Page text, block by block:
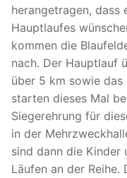
herangetragen, dass
Hauptlaufes
kommen die
nach. Der Hauptlauf
über 5 km sowie das
starten dieses Mal
Siegerehrung für
in der
sind dann die Kinder
Läufen an der